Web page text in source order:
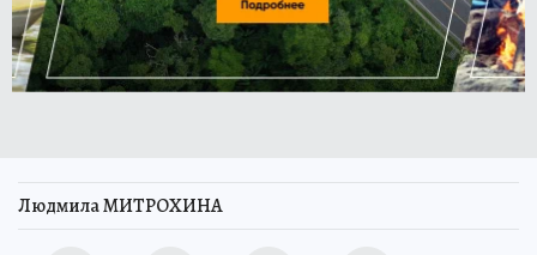
Людмила МИТРОХИНА